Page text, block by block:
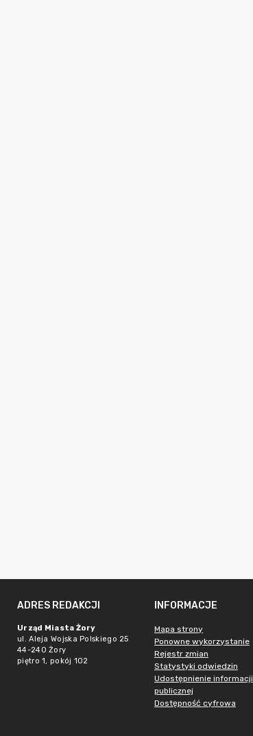
ADRES REDAKCJI
Urząd Miasta Żory
ul. Aleja Wojska Polskiego 25
44-240 Żory
piętro 1, pokój 102
INFORMACJE
Mapa strony
Ponowne wykorzystanie
Rejestr zmian
Statystyki odwiedzin
Udostępnienie informacji
publicznej
Dostępność cyfrowa